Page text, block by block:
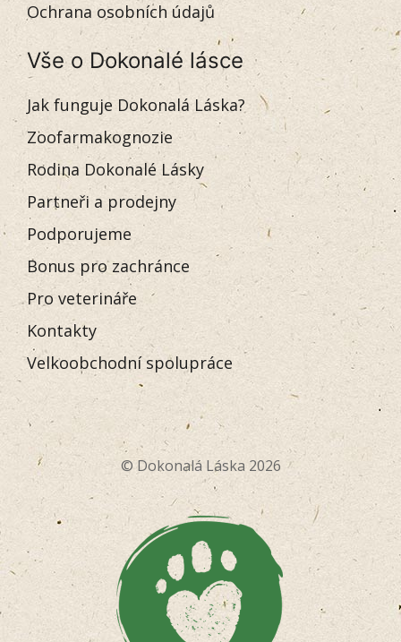
Ochrana osobních údajů
Vše o Dokonalé lásce
Jak funguje Dokonalá Láska?
Zoofarmakognozie
Rodina Dokonalé Lásky
Partneři a prodejny
Podporujeme
Bonus pro zachránce
Pro veterináře
Kontakty
Velkoobchodní spolupráce
© Dokonalá Láska 2026